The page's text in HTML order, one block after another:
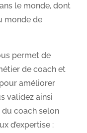
le monde, dont
monde de
permet de
de coach et
améliorer
validez ainsi
du coach selon
d’expertise :